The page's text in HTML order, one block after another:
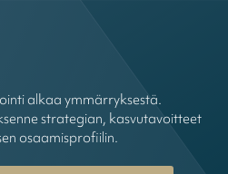
alkaa ymmärryksestä.
strategian, kasvutavoitteet
osaamisprofiilin.